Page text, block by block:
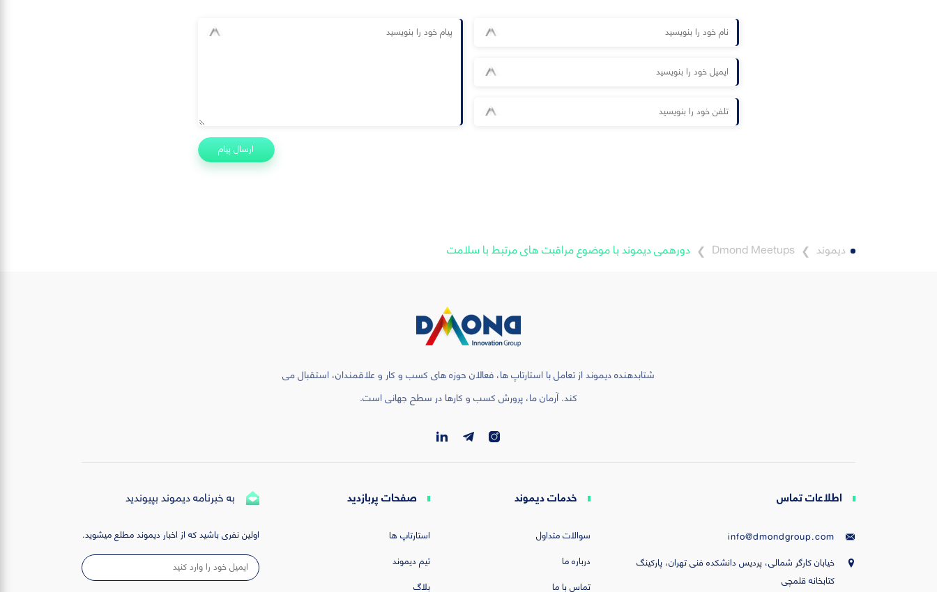
ارسال پیام
دیموند ❯
Dmond Meetups
❯ دورهمی دیموند با موضوع مراقبت های مرتبط با سلامت
شتابدهنده دیموند از تعامل با استارتاپ ها، فعالان حوزه های کسب و کار و علاقمندان، استقبال می
کند. آرمان ما، پرورش کسب و کارها در سطح جهانی است.
اطلاعات تماس
info@dmondgroup.com
خیابان کارگر شمالی، پردیس دانشکده فنی تهران، پارکینگ
کتابخانه قلمچی
خدمات دیموند
سوالات متداول
درباره ما
تماس با ما
صفحات پربازدید
استارتاپ ها
تیم دیموند
بلاگ
به خبرنامه دیموند بپیوندید
اولین نفری باشید که از اخبار دیموند مطلع میشوید.